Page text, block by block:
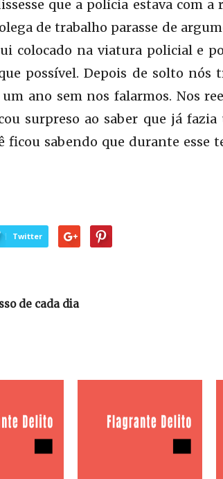
que a polícia estava com
de trabalho parasse de
colocado na viatura policial e
possível. Depois de solto nós
ano sem nos falarmos. Nos
surpreso ao saber que já
ficou sabendo que durante esse
Twitter
de cada dia